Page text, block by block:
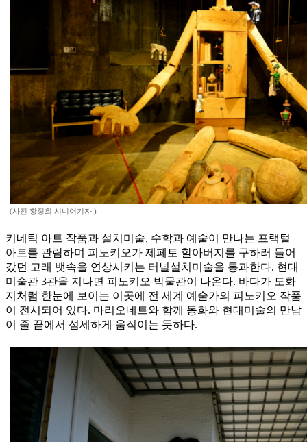
(사진 황정희 시니어기자 )
키네틱 아트 작품과 설치미술, 수학과 예술이 만나는 프랙털
아트를 관람하며 피노키오가 제페토 할아버지를 구하러 들어
갔던 고래 뱃속을 연상시키는 터널설치미술을 통과한다. 현대
미술관 3관을 지나면 피노키오 박물관이 나온다. 바다가 도화
지처럼 한눈에 보이는 이곳에 전 세계 예술가의 피노키오 작품
이 전시되어 있다. 마리오네트와 함께 동화와 현대미술의 만남
이 줄 끝에서 섬세하게 움직이는 듯하다.